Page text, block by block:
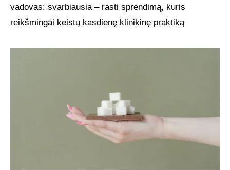
vadovas: svarbiausia – rasti sprendimą, kuris
reikšmingai keistų kasdienę klinikinę praktiką